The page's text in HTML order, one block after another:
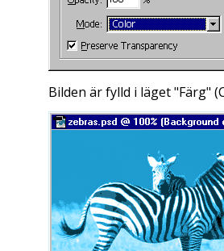
Bilden är fylld i läget "Färg" (